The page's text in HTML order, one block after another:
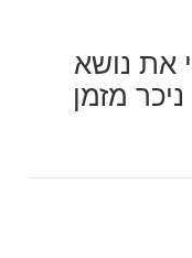
את נושא
מזמן